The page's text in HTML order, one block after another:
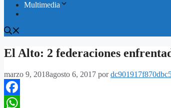
Multimedia
El Alto: 2 federaciones
marzo 9, 2018agosto 6, 2017 por
Facebook